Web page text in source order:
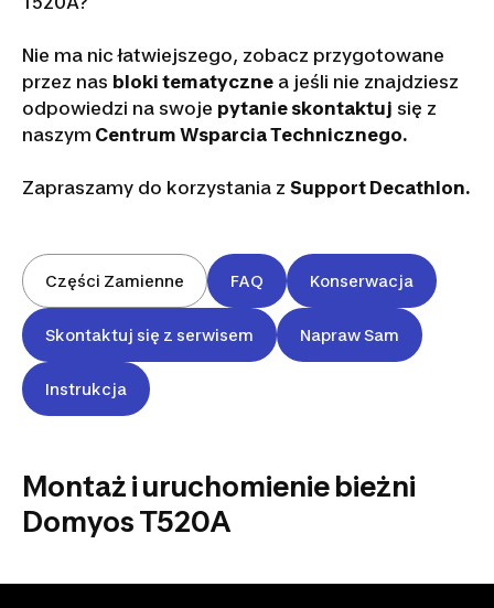
Nie ma nic łatwiejszego, zobacz przygotowane
przez nas bloki tematyczne a jeśli nie znajdziesz
odpowiedzi na swoje pytanie skontaktuj się z
naszym Centrum Wsparcia Technicznego.
Zapraszamy do korzystania z Support Decathlon.
Części Zamienne FAQ Konserwacja
Skontaktuj się z serwisem Napraw Sam
Instrukcja
Montaż i uruchomienie bieżni
Domyos T520A